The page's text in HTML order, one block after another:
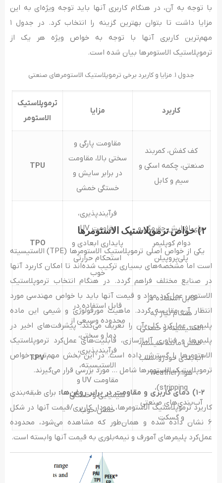
با توجه به آن، در هنگام کاربری آنها باید توجه ویژه‌ای به این
مزایا داشت تا بتوان بهترین گزینه را انتخاب کرد. در جدول ۱
مهم‌ترین کاربری آنها با توجه به خواص ویژه هر یک از
ترموپلاستیک الاستومرها بیان شده است.
جدول ۱. مزایا و کاربرد برخی ترموپلاستیک الاستومرهای صنعتی
کاربرد مزایا
ترموپلاستیک
الاستومر
کف کفش، کمربند
صنعتی، چکمه اسکی و
سیم و کابل
مقاومت پارگی و
سختی بالا، مقاومت
در برابر سایش و
خستگی خمشی
TPU
برای افزایش چقرمگی و
دوام کوپلیمر
پلی‌پروپیلن
فرآیندپذیری،
مقاومت UV،
پایداری ابعادی و
استحکام حرارتی
خوب
TPO
قابل استفاده در
هنگام نیاز به
الاستیسیته و خستگی
خمش مانند سیستم
آب‌بندی خودرو، سلب
هوا (weather
stripping)،
آب‌بندی‌های صنعتی
و گسکت
قابل استفاده در
محدوده وسیعی از
دما و سختی،
فرآیندپذیری،
الاستیسیته،
مقاومت UV و
شیمیایی و خستگی
خمش خوب
TPV
۲) خواص ترموپلاستیک الاستومرها
یکی از خواص اصلی ترموپلاستیک الاستومرها (TPE) الاستیسیته
است اما مشخصه‌های بسیاری ترکیب شده‌اند تا امکان کاربرد آنها
در صنایع مختلف فراهم گردد. در هنگام انتخاب ترموپلاستیک
الاستومر، عمل‌کرد مواد و قیمت آنها باید با خواص مهندسی مورد
انتظار آن مقایسه گردد. ماهیت مورفولوژی و شیمی این ماده
پلیمری، عمل‌کرد کلی آن را تعریف می‌کند. پیشرفت‌های اخیر در
پلیمرها و فناوری آلیاژسازی، قابلیت‌های عمل‌کرد ترموپلاستیک
الاستومرها را گسترش داده است. در این بخش مهم‌ترین خواص
ترموپلاستیک الاستومرها شامل … مورد بررسی قرار می‌گیرند.
برای طبقه‌بندی
کاریرد ترموپلاستیک الاستومرها، نمودار کاربری/قیمت آنها در شکل
۶ نشان داده شده و همان‌طور که مشاهده می‌شود، محدوده
عمل‌کرد پلیمرهای آمورف و نیمه‌بلوری به قیمت آنها وابسته است.